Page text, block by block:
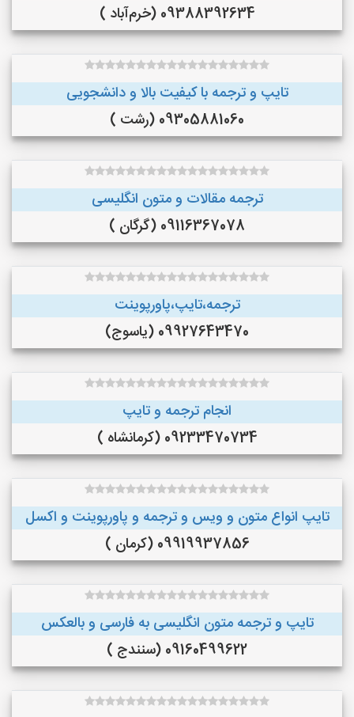
09388392634 (خرم‌آباد )
تایپ و ترجمه با کیفیت بالا و دانشجویی
09305881060 (رشت )
ترجمه مقالات و متون انگلیسی
09116367078 (گرگان )
ترجمه،تایپ،پاورپوینت
09927643470 (یاسوج)
انجام ترجمه و تایپ
09233470734 (کرمانشاه )
تایپ انواع متون و ویس و ترجمه و پاورپوینت و اکسل
09919937856 (کرمان )
تایپ و ترجمه متون انگلیسی به فارسی و بالعکس
09160499622 (سنندج )